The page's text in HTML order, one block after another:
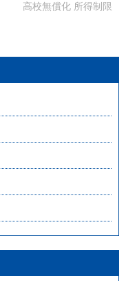
高校無償化 所得制限